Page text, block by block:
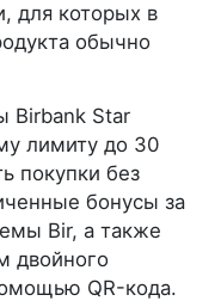
для которых в
обычно
Birbank Star
лимиту до 30
покупки без
бонусы за
Bir, а также
двойного
QR-кода.